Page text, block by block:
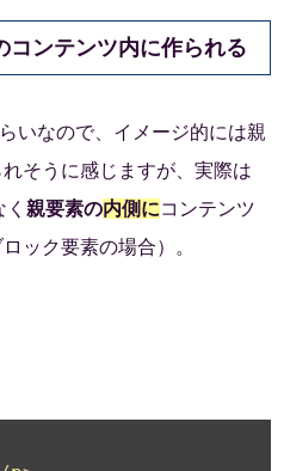
コンテンツ内に作られる
いなので、イメージ的には親
そうに感じますが、実際は
親要素の内側にコンテンツ
ック要素の場合）。